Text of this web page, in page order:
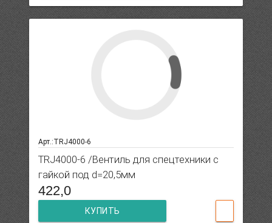
Арт.:TRJ4000-6
TRJ4000-6 /Вентиль для спецтехники с
гайкой под d=20,5мм
422,0
КУПИТЬ